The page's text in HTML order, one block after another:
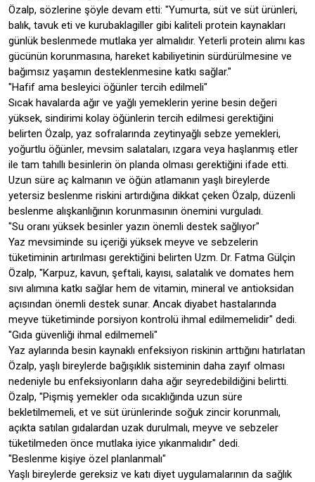
Özalp, sözlerine şöyle devam etti: "Yumurta, süt ve süt ürünleri,
balık, tavuk eti ve kurubaklagiller gibi kaliteli protein kaynakları
günlük beslenmede mutlaka yer almalıdır. Yeterli protein alımı kas
gücünün korunmasına, hareket kabiliyetinin sürdürülmesine ve
bağımsız yaşamın desteklenmesine katkı sağlar."
"Hafif ama besleyici öğünler tercih edilmeli"
Sıcak havalarda ağır ve yağlı yemeklerin yerine besin değeri
yüksek, sindirimi kolay öğünlerin tercih edilmesi gerektiğini
belirten Özalp, yaz sofralarında zeytinyağlı sebze yemekleri,
yoğurtlu öğünler, mevsim salataları, ızgara veya haşlanmış etler
ile tam tahıllı besinlerin ön planda olması gerektiğini ifade etti.
Uzun süre aç kalmanın ve öğün atlamanın yaşlı bireylerde
yetersiz beslenme riskini artırdığına dikkat çeken Özalp, düzenli
beslenme alışkanlığının korunmasının önemini vurguladı.
"Su oranı yüksek besinler yazın önemli destek sağlıyor"
Yaz mevsiminde su içeriği yüksek meyve ve sebzelerin
tüketiminin artırılması gerektiğini belirten Uzm. Dr. Fatma Gülçin
Özalp, "Karpuz, kavun, şeftali, kayısı, salatalık ve domates hem
sıvı alımına katkı sağlar hem de vitamin, mineral ve antioksidan
açısından önemli destek sunar. Ancak diyabet hastalarında
meyve tüketiminde porsiyon kontrolü ihmal edilmemelidir" dedi.
"Gıda güvenliği ihmal edilmemeli"
Yaz aylarında besin kaynaklı enfeksiyon riskinin arttığını hatırlatan
Özalp, yaşlı bireylerde bağışıklık sisteminin daha zayıf olması
nedeniyle bu enfeksiyonların daha ağır seyredebildiğini belirtti.
Özalp, "Pişmiş yemekler oda sıcaklığında uzun süre
bekletilmemeli, et ve süt ürünlerinde soğuk zincir korunmalı,
açıkta satılan gıdalardan uzak durulmalı, meyve ve sebzeler
tüketilmeden önce mutlaka iyice yıkanmalıdır" dedi.
"Beslenme kişiye özel planlanmalı"
Yaşlı bireylerde gereksiz ve katı diyet uygulamalarının da sağlık